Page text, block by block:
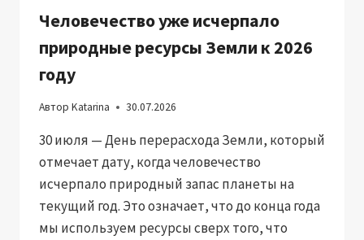
Человечество уже исчерпало
природные ресурсы Земли к 2026
году
Автор Katarina 30.07.2026
30 июля — День перерасхода Земли, который
отмечает дату, когда человечество
исчерпало природный запас планеты на
текущий год. Это означает, что до конца года
мы используем ресурсы сверх того, что